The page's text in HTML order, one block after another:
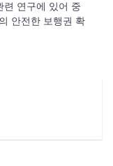
련 연구에 있어 중
안전한 보행권 확